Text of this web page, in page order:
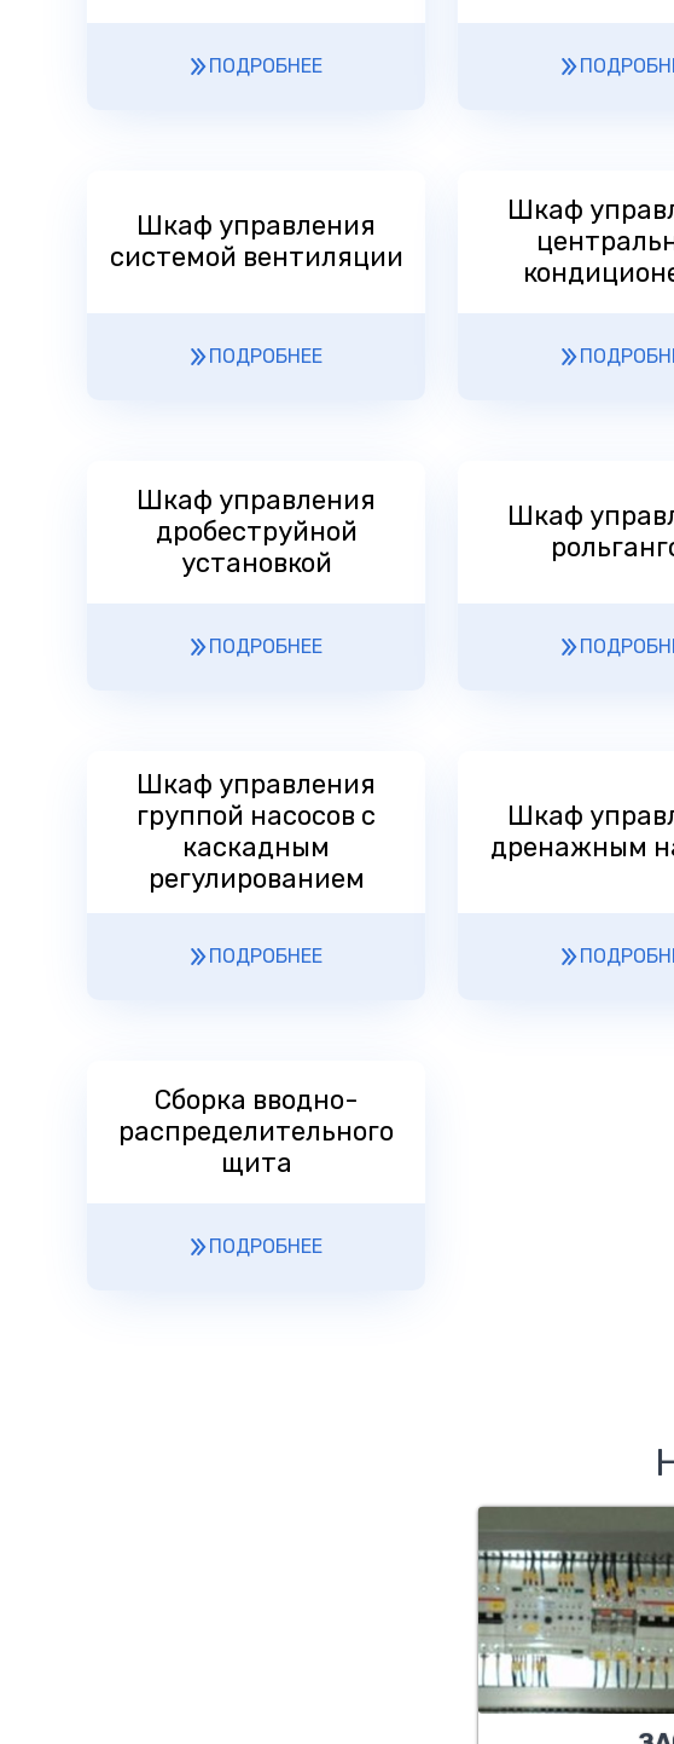
ПОДРОБНЕЕ
Шкаф управления
системой вентиляции
ПОДРОБНЕЕ
Шкаф
Шкаф управления
дробеструйной
установкой
ПОДРОБНЕЕ
Шкаф
Шкаф управления
группой насосов с
каскадным
регулированием
ПОДРОБНЕЕ
Шкаф
дренажным
Сборка вводно-
распределительного
щита
ПОДРОБНЕЕ